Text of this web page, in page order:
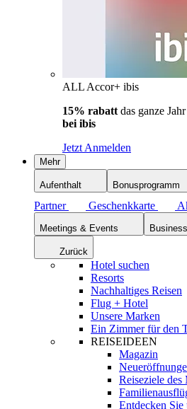
ALL Accor+ ibis
15% rabatt das ganze
bei ibis
Jetzt Anmelden
Mehr
Aufenthalt Bonusprogramm
Partner
Geschenkkarte
Meetings & Events Business
Zurück
Hotel suchen
Resorts
Nachhaltiges Reisen
Flug + Hotel
Unsere Marken
Ein Zimmer für den
REISEIDEEN
Magazin
Reiseziele des
Entdecken